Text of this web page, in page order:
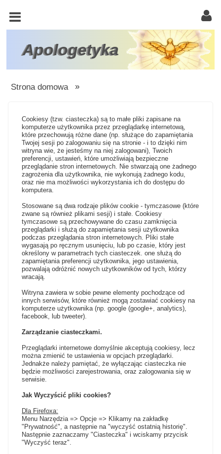
Apologetyka
KOŚCIÓŁ
KATOLICKI
TRÓJCA
ŚWIĘTA
ŚWIADKOWIE
JEHOWY
OBRONIE
WIARY
INNE
Strona domowa »
Cookiesy (tzw. ciasteczka) są to małe pliki zapisane na
komputerze użytkownika przez przeglądarkę internetową,
które przechowują różne dane (np. służące do zapamiętania
Twojej sesji po zalogowaniu się na stronie - i to dzięki nim
witryna wie, że jesteśmy na niej zalogowani), Twoich
preferencji, ustawień, które umożliwiają bezpieczne
przeglądanie stron internetowych. Nie stwarzają one żadnego
zagrożenia dla użytkownika, nie wykonują żadnego kodu,
oraz nie ma możliwości wykorzystania ich do dostępu do
komputera.
Stosowane są dwa rodzaje plików cookie - tymczasowe (które
zwane są również plikami sesji) i stałe. Cookiesy
tymczasowe są przechowywane do czasu zamknięcia
przeglądarki i służą do zapamiętania sesji użytkownika
podczas przeglądania stron internetowych. Pliki stałe
wygasają po ręcznym usunięciu, lub po czasie, który jest
określony w parametrach tych ciasteczek. one służą do
zapamiętania preferencji użytkownika, jego ustawienia,
pozwalają odróżnić nowych użytkowników od tych, którzy
wracają.
Witryna zawiera w sobie pewne elementy pochodzące od
innych serwisów, które również mogą zostawiać cookiesy na
komputerze użytkownika (np. google (google+, analytics),
facebook, lub tweeter).
Zarządzanie ciasteczkami.
Przeglądarki internetowe domyślnie akceptują cookiesy, lecz
można zmienić te ustawienia w opcjach przeglądarki.
Jednakże należy pamiętać, że wyłączając ciasteczka nie
będzie możliwości zarejestrowania, oraz zalogowania się w
serwisie.
Jak Wyczyścić pliki cookies?
Dla Firefoxa:
Menu Narzędzia => Opcje => Klikamy na zakładkę
"Prywatność", a następnie na "wyczyść ostatnią historię".
Następnie zaznaczamy "Ciasteczka" i wciskamy przycisk
"Wyczyść teraz".